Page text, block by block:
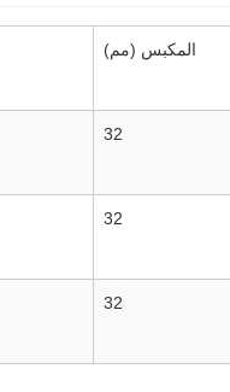
المكبس (مم)
32
32
32